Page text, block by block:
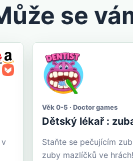
se
Věk 0-5 · Doctor games
Dětský lékař :
Staňte se pečujícím
zuby mazlíčků ve hrách!